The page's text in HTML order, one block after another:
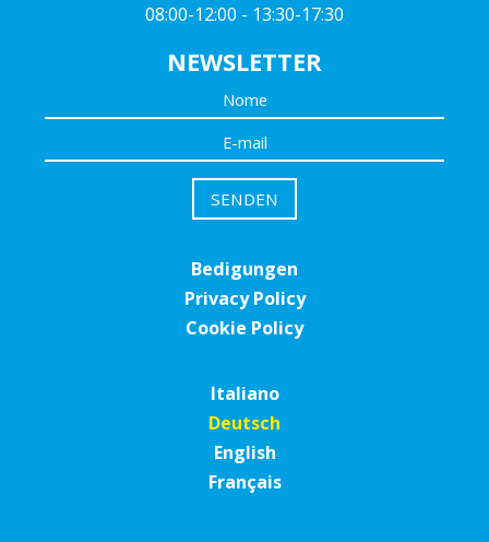
08:00-12:00 - 13:30-17:30
NEWSLETTER
Bedigungen
Privacy Policy
Cookie Policy
Italiano
Deutsch
English
Français